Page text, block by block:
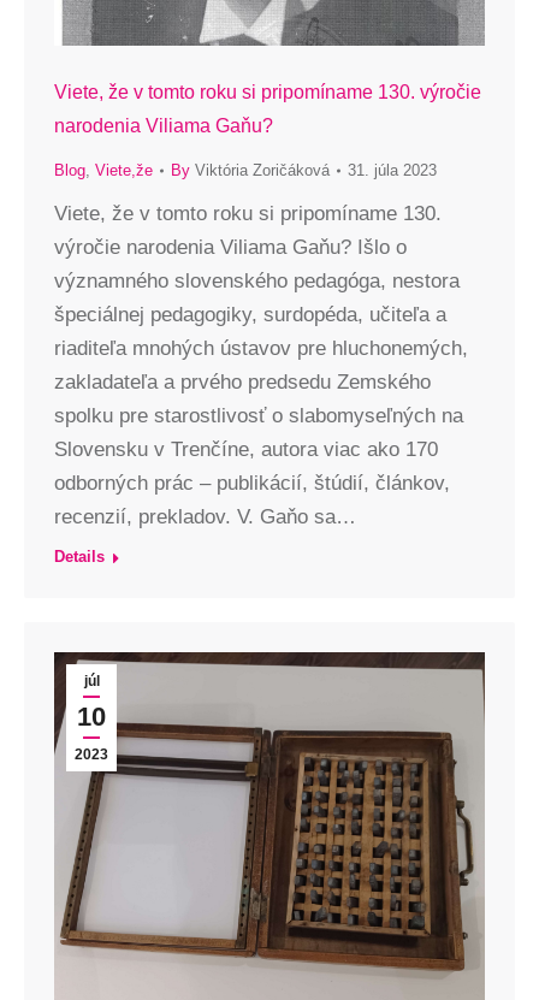
Viete, že v tomto roku si pripomíname 130. výročie
narodenia Viliama Gaňu?
Blog, Viete,že By Viktória Zoričáková 31. júla 2023
Viete, že v tomto roku si pripomíname 130.
výročie narodenia Viliama Gaňu? Išlo o
významného slovenského pedagóga, nestora
špeciálnej pedagogiky, surdopéda, učiteľa a
riaditeľa mnohých ústavov pre hluchonemých,
zakladateľa a prvého predsedu Zemského
spolku pre starostlivosť o slabomyseľných na
Slovensku v Trenčíne, autora viac ako 170
odborných prác – publikácií, štúdií, článkov,
recenzií, prekladov. V. Gaňo sa…
Details
júl
10
2023